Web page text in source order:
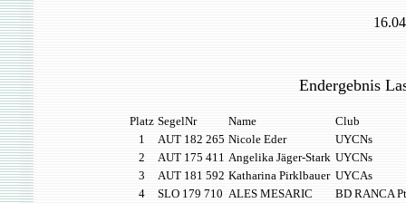
Endergebnis
Platz SegelNr Name
Club
1
AUT 182 265 Nicole Eder
UYCNs
2
AUT 175 411 Angelika Jäger-Stark UYCNs
3
AUT 181 592 Katharina Pirklbauer UYCAs
4
SLO 179 710 ALES MESARIC
BD RANCA